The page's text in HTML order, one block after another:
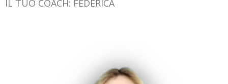
IL TUO COACH: FEDERICA